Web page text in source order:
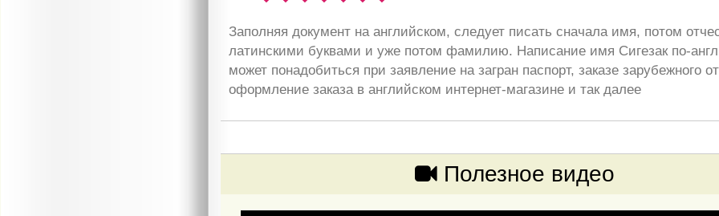
Заполняя документ на английском, следует писать сначала имя, потом
латинскими буквами и уже потом фамилию. Написание имя Сигезак по-
может понадобиться при заявление на загран паспорт, заказе зарубежного
оформление заказа в английском интернет-магазине и так далее
Полезное видео